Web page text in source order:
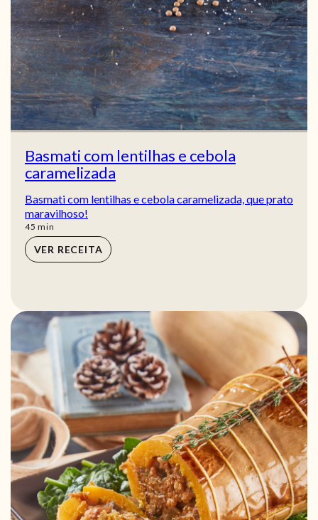
Basmati com lentilhas e cebola
caramelizada
Basmati com lentilhas e cebola caramelizada, que prato
maravilhoso!
45 min
min
VER RECEITA